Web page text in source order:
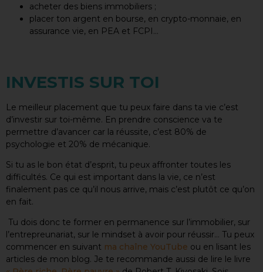
acheter des biens immobiliers ;
placer ton argent en bourse, en crypto-monnaie, en
assurance vie, en PEA et FCPI…
INVESTIS SUR TOI
Le meilleur placement que tu peux faire dans ta vie c’est
d’investir sur toi-même. En prendre conscience va te
permettre d’avancer car la réussite, c’est 80% de
psychologie et 20% de mécanique.
Si tu as le bon état d’esprit, tu peux affronter toutes les
difficultés. Ce qui est important dans la vie, ce n’est
finalement pas ce qu’il nous arrive, mais c’est plutôt ce qu’on
en fait.
Tu dois donc te former en permanence sur l’immobilier, sur
l’entrepreunariat, sur le mindset à avoir pour réussir… Tu peux
commencer en suivant ma chaîne YouTube ou en lisant les
articles de mon blog. Je te recommande aussi de lire le livre